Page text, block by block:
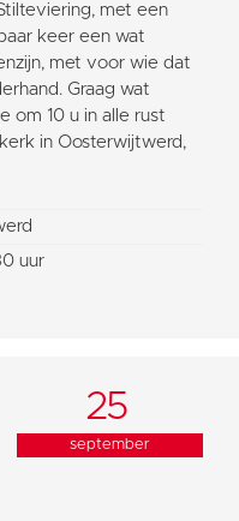
met een
keer een wat
met voor wie dat
Graag wat
om 10 u in alle rust
in Oosterwijtwerd,
uur
25
september